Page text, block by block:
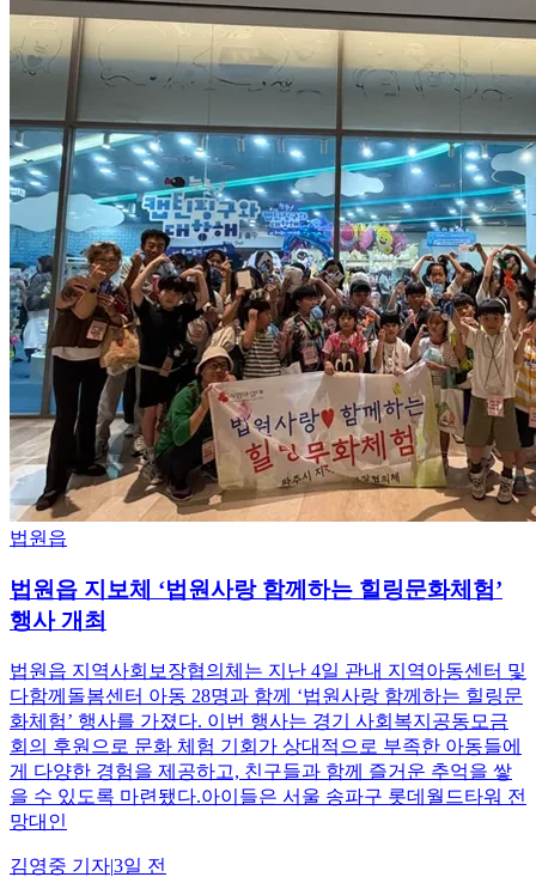
법원읍
법원읍 지보체 ‘법원사랑 함께하는 힐링문화체험’
행사 개최
법원읍 지역사회보장협의체는 지난 4일 관내 지역아동센터 및
다함께돌봄센터 아동 28명과 함께 ‘법원사랑 함께하는 힐링문
화체험’ 행사를 가졌다. 이번 행사는 경기 사회복지공동모금
회의 후원으로 문화 체험 기회가 상대적으로 부족한 아동들에
게 다양한 경험을 제공하고, 친구들과 함께 즐거운 추억을 쌓
을 수 있도록 마련됐다.아이들은 서울 송파구 롯데월드타워 전
망대인
김영중 기자|3일 전